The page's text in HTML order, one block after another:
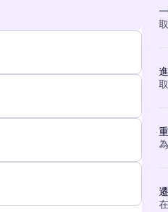
put in the time to recognize